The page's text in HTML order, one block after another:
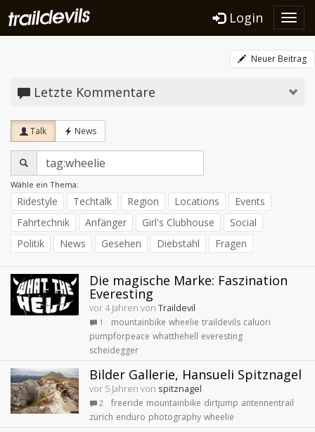
Login
Neuer Beitrag
Letzte Kommentare
Talk News
Wähle ein Thema:
Ridestyle Techtalk Region Locations
Events
Fahrtechnik
Anfänger Girl's Clubhouse
Social
Politik
News Gesehen Diebstahl Fragen
Die magische Marke: Faszination
Everesting
vor 4 Jahren von Traildevil
1 mountainbike wheelie traildevils caluori
pumpforpeace whatthehell everesting
scheidegger
Bilder Gallerie, Hansueli Spitznagel
vor 5 Jahren von spitznagel
2 freeride mountainbike dirtjump antennentrail
zürich enduro photography wheelie